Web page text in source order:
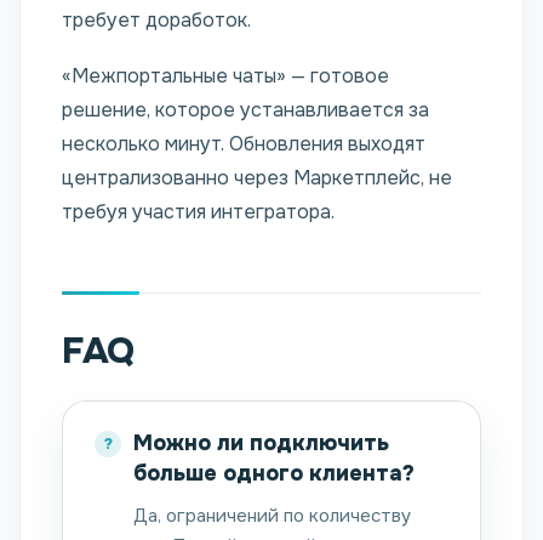
требует доработок.
«Межпортальные чаты» — готовое
решение, которое устанавливается за
несколько минут. Обновления выходят
централизованно через Маркетплейс, не
требуя участия интегратора.
FAQ
Можно ли подключить
больше одного клиента?
Да, ограничений по количеству